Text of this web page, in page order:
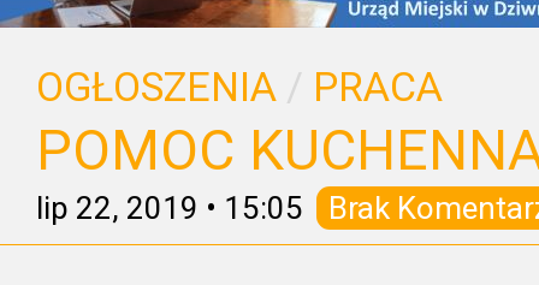
OGŁOSZENIA / PRACA
POMOC
lip 22, 2019 • 15:05 Brak